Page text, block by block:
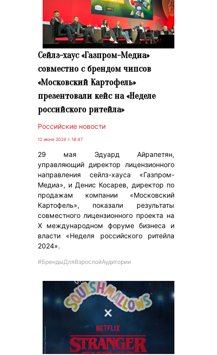
Сейлз-хаус «Газпром-Медиа»
совместно с брендом чипсов
«Московский Картофель»
презентовали кейс на «Неделе
российского ритейла»
Российские новости
12 июня 2024 г. 18:47
29 мая Эдуард Айрапетян,
управляющий директор лицензионного
направления сейлз-хауса «Газпром-
Медиа», и Денис Косарев, директор по
продажам компании «Московский
Картофель», показали результаты
совместного лицензионного проекта на
Х международном форуме бизнеса и
власти «Неделя российского ритейла
2024».
#БрендыДляВзрослойАудитории